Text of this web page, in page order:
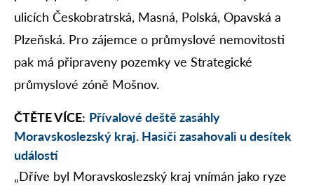
ulicích Českobratrská, Masná, Polská, Opavská a
Plzeňská. Pro zájemce o průmyslové nemovitosti
pak má připraveny pozemky ve Strategické
průmyslové zóně Mošnov.
ČTĚTE VÍCE: Přívalové deště zasáhly
Moravskoslezský kraj. Hasiči zasahovali u desítek
událostí
„Dříve byl Moravskoslezský kraj vnímán jako ryze